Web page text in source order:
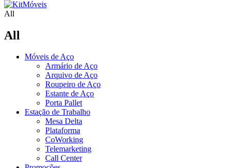
All
All
Móveis de Aço
Armário de Aço
Arquivo de Aço
Roupeiro de Aço
Estante de Aço
Porta Pallet
Estação de Trabalho
Mesa Delta
Plataforma
CoWorking
Telemarketing
Call Center